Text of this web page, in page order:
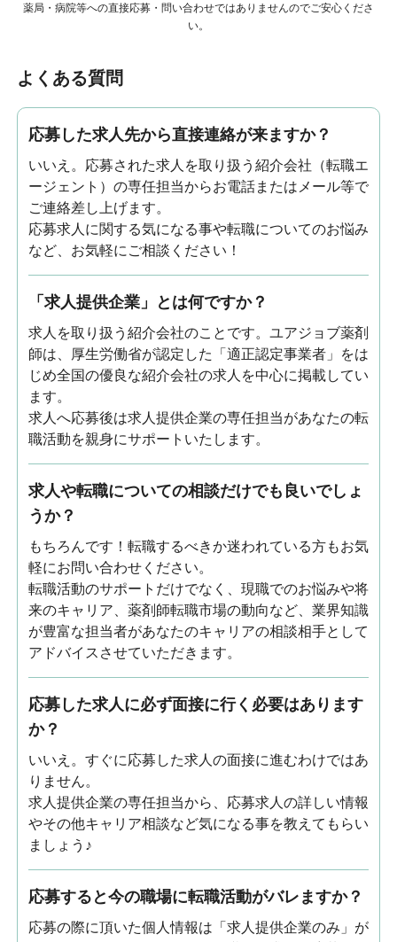
薬局・病院等への直接応募・問い合わせではありませんのでご安心くださ
い。
よくある質問
応募した求人先から直接連絡が来ますか？
いいえ。応募された求人を取り扱う紹介会社（転職エ
ージェント）の専任担当からお電話またはメール等で
ご連絡差し上げます。
応募求人に関する気になる事や転職についてのお悩み
など、お気軽にご相談ください！
「求人提供企業」とは何ですか？
求人を取り扱う紹介会社のことです。ユアジョブ薬剤
師は、厚生労働省が認定した「適正認定事業者」をは
じめ全国の優良な紹介会社の求人を中心に掲載してい
ます。
求人へ応募後は求人提供企業の専任担当があなたの転
職活動を親身にサポートいたします。
求人や転職についての相談だけでも良いでしょ
うか？
もちろんです！転職するべきか迷われている方もお気
軽にお問い合わせください。
転職活動のサポートだけでなく、現職でのお悩みや将
来のキャリア、薬剤師転職市場の動向など、業界知識
が豊富な担当者があなたのキャリアの相談相手として
アドバイスさせていただきます。
応募した求人に必ず面接に行く必要はあります
か？
いいえ。すぐに応募した求人の面接に進むわけではあ
りません。
求人提供企業の専任担当から、応募求人の詳しい情報
やその他キャリア相談など気になる事を教えてもらい
ましょう♪
応募すると今の職場に転職活動がバレますか？
応募の際に頂いた個人情報は「求人提供企業のみ」が